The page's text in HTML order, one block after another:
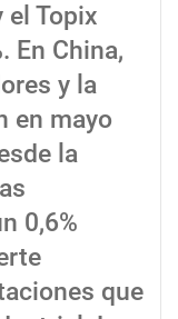
el Topix
En China,
y la
en mayo
la
0,6%
que